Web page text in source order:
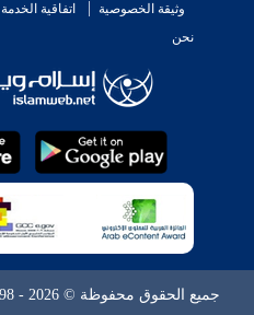
وثيقة الخصوصية اتفاقية الخدمة
نحن
جميع الحقوق محفوظة © 2026 - 1998 لشبكة إسلام ويب